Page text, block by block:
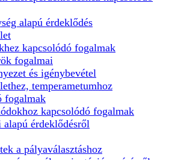
alapú érdeklődés
kapcsolódó fogalmak
fogalmai
és igénybevétel
temperametumhoz
fogalmak
kapcsolódó fogalmak
érdeklődésről
a pályaválasztáshoz